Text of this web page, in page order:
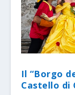
Il “Borgo
Castello di